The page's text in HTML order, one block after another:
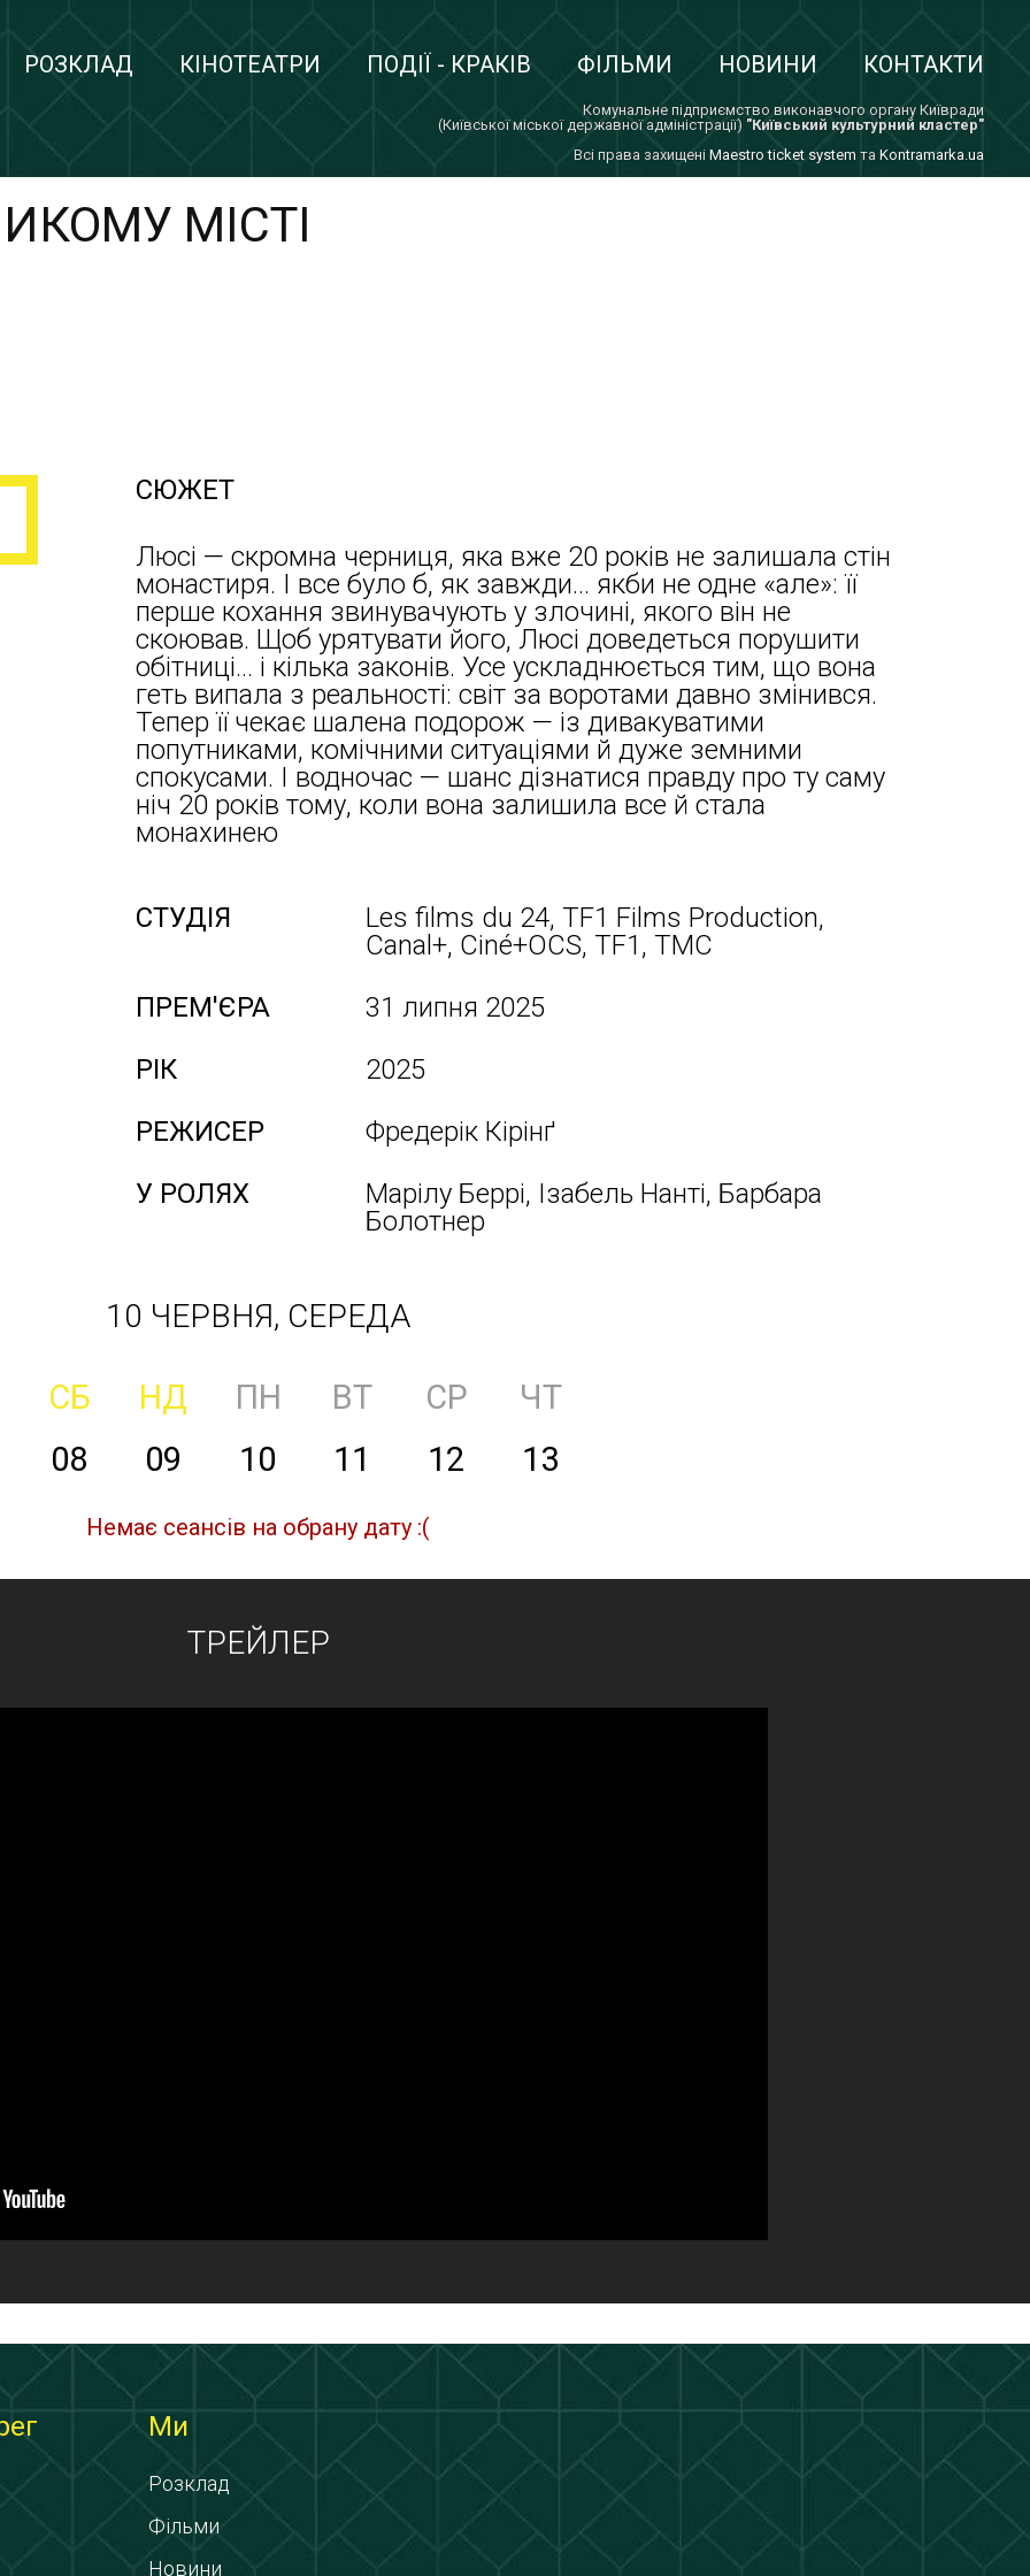
РОЗКЛАД КІНОТЕАТРИ ПОДІЇ - КРАКІВ ФІЛЬМИ НОВИНИ КОНТАКТИ
Комунальне підприємство виконавчого органу Київради
(Київської міської державної адміністрації) "Київський культурний кластер"
Всi права захищенi Maestro ticket system та Kontramarka.ua
МІСТІ
СЮЖЕТ
Люсі — скромна черниця, яка вже 20 років не залишала стін
монастиря. І все було б, як завжди… якби не одне «але»: її
перше кохання звинувачують у злочині, якого він не
скоював. Щоб урятувати його, Люсі доведеться порушити
обітниці… і кілька законів. Усе ускладнюється тим, що вона
геть випала з реальності: світ за воротами давно змінився.
Тепер її чекає шалена подорож — із дивакуватими
попутниками, комічними ситуаціями й дуже земними
спокусами. І водночас — шанс дізнатися правду про ту саму
ніч 20 років тому, коли вона залишила все й стала
монахинею
СТУДІЯ
Les films du 24, TF1 Films Production,
Canal+, Ciné+OCS, TF1, TMC
ПРЕМ'ЄРА
31 липня 2025
РІК
2025
РЕЖИСЕР
Фредерік Кірінґ
У РОЛЯХ
Марілу Беррі, Ізабель Нанті, Барбара
Болотнер
10 ЧЕРВНЯ, СЕРЕДА
СБ НД ПН ВТ СР
ЧТ
08 09 10 11 12 13
Немає сеансів на обрану дату :(
ТРЕЙЛЕР
Ми
Розклад
Фільми
Новини